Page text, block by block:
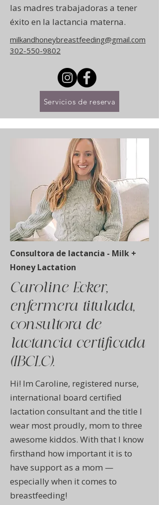
las madres trabajadoras a tener
éxito en la lactancia materna.
milkandhoneybreastfeeding@gmail.com
302-550-9802
Servicios de reserva
Consultora de lactancia - Milk +
Honey Lactation
Caroline Ecker,
enfermera titulada,
consultora de
lactancia certificada
(IBCLC).
Hi! Im Caroline, registered nurse,
international board certified
lactation consultant and the title I
wear most proudly, mom to three
awesome kiddos. With that I know
firsthand how important it is to
have support as a mom —
especially when it comes to
breastfeeding!